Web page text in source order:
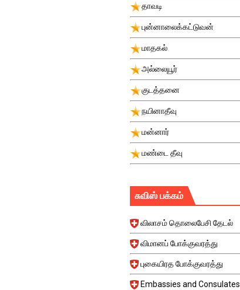
தாவடி
புன்னாலைக்கட்டுவன்
மாதகல்
அல்லையூர்
குடத்தனை
நயினாதீவு
மன்னார்
மண்டை தீவு
சுவிஸ் பக்கம்
விலாசம் தொலைபேசி தேடல்
விமானப் போக்குவரத்து
புகையிரத போக்குவரத்து
Embassies and Consulates